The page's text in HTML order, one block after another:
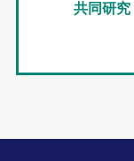
共同研究